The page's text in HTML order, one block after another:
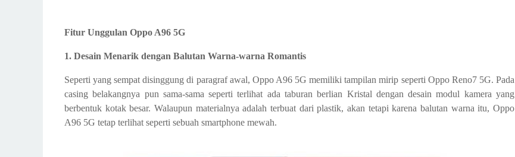
Fitur Unggulan Oppo A96 5G
1. Desain Menarik dengan Balutan Warna-warna Romantis
Seperti yang sempat disinggung di paragraf awal, Oppo A96 5G memiliki tampilan mirip seperti Oppo Reno7 5G. Pada
casing belakangnya pun sama-sama seperti terlihat ada taburan berlian Kristal dengan desain modul kamera yang
berbentuk kotak besar. Walaupun materialnya adalah terbuat dari plastik, akan tetapi karena balutan warna itu, Oppo
A96 5G tetap terlihat seperti sebuah smartphone mewah.